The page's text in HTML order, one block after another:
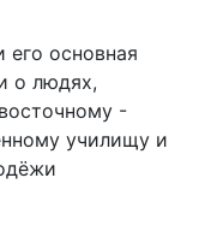
его основная
о людях,
-
училищу и